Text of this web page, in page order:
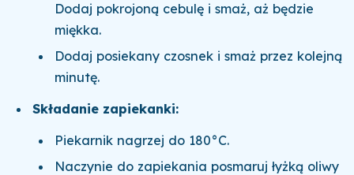
Dodaj pokrojoną cebulę i smaż, aż będzie
miękka.
Dodaj posiekany czosnek i smaż przez kolejną
minutę.
Składanie zapiekanki:
Piekarnik nagrzej do 180°C.
Naczynie do zapiekania posmaruj łyżką oliwy